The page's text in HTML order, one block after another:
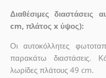
Διαθέσιμες διαστάσεις
cm, πλάτος x ύψος):
Οι αυτοκόλλητες
παρακάτω διαστάσεις.
λωρίδες πλάτους 49 cm.